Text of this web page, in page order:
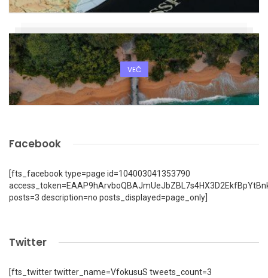
VEČ
Facebook
[fts_facebook type=page id=104003041353790
posts=3 description=no posts_displayed=page_only]
Twitter
[fts_twitter twitter_name=VfokusuS tweets_count=3